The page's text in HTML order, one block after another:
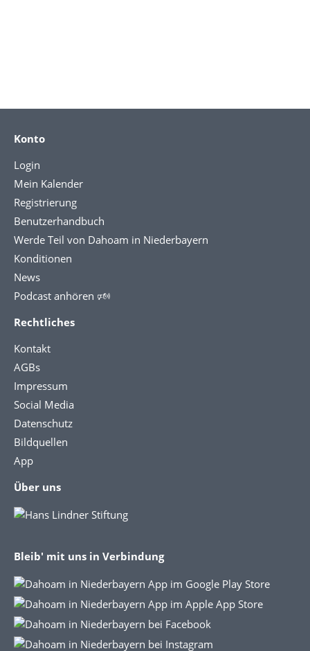
Konto
Login
Mein Kalender
Registrierung
Benutzerhandbuch
Werde Teil von Dahoam in Niederbayern
Konditionen
News
Podcast anhören 🕬
Rechtliches
Kontakt
AGBs
Impressum
Social Media
Datenschutz
Bildquellen
App
Über uns
Bleib' mit uns in Verbindung